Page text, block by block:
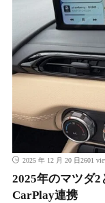
2025 年 12 月 20 日2601
2025年のマツダ
CarPlay連携